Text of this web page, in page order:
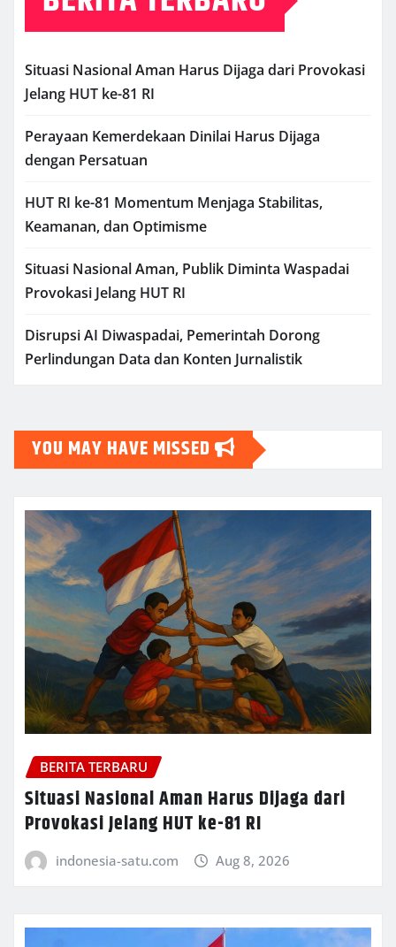
Situasi Nasional Aman Harus Dijaga dari Provokasi
Jelang HUT ke-81 RI
Perayaan Kemerdekaan Dinilai Harus Dijaga
dengan Persatuan
HUT RI ke-81 Momentum Menjaga Stabilitas,
Keamanan, dan Optimisme
Situasi Nasional Aman, Publik Diminta Waspadai
Provokasi Jelang HUT RI
Disrupsi AI Diwaspadai, Pemerintah Dorong
Perlindungan Data dan Konten Jurnalistik
YOU MAY HAVE MISSED
BERITA TERBARU
Situasi Nasional Aman Harus Dijaga dari
Provokasi Jelang HUT ke-81 RI
indonesia-satu.com Aug 8, 2026